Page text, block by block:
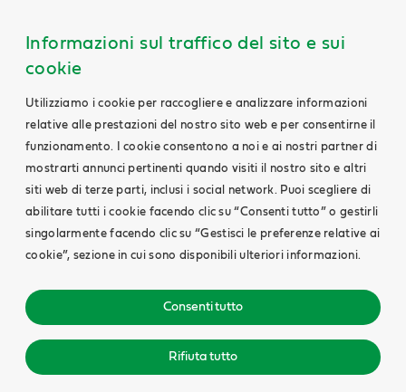
Informazioni sul traffico del sito e sui
cookie
Utilizziamo i cookie per raccogliere e analizzare informazioni
relative alle prestazioni del nostro sito web e per consentirne il
funzionamento. I cookie consentono a noi e ai nostri partner di
mostrarti annunci pertinenti quando visiti il nostro sito e altri
siti web di terze parti, inclusi i social network. Puoi scegliere di
abilitare tutti i cookie facendo clic su “Consenti tutto” o gestirli
singolarmente facendo clic su “Gestisci le preferenze relative ai
cookie”, sezione in cui sono disponibili ulteriori informazioni.
Consenti tutto
Rifiuta tutto